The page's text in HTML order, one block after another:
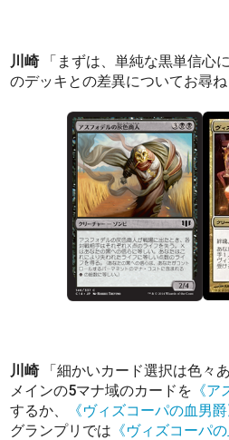
川崎「まずは、単純な黒単信心
のデッキとの差異についてお尋ね
川崎「細かいカード選択は色々
メインの5マナ域のカードを 《
するか、
《ヴィズコーパの血男爵
グランプリでは 《ヴィズコーパ